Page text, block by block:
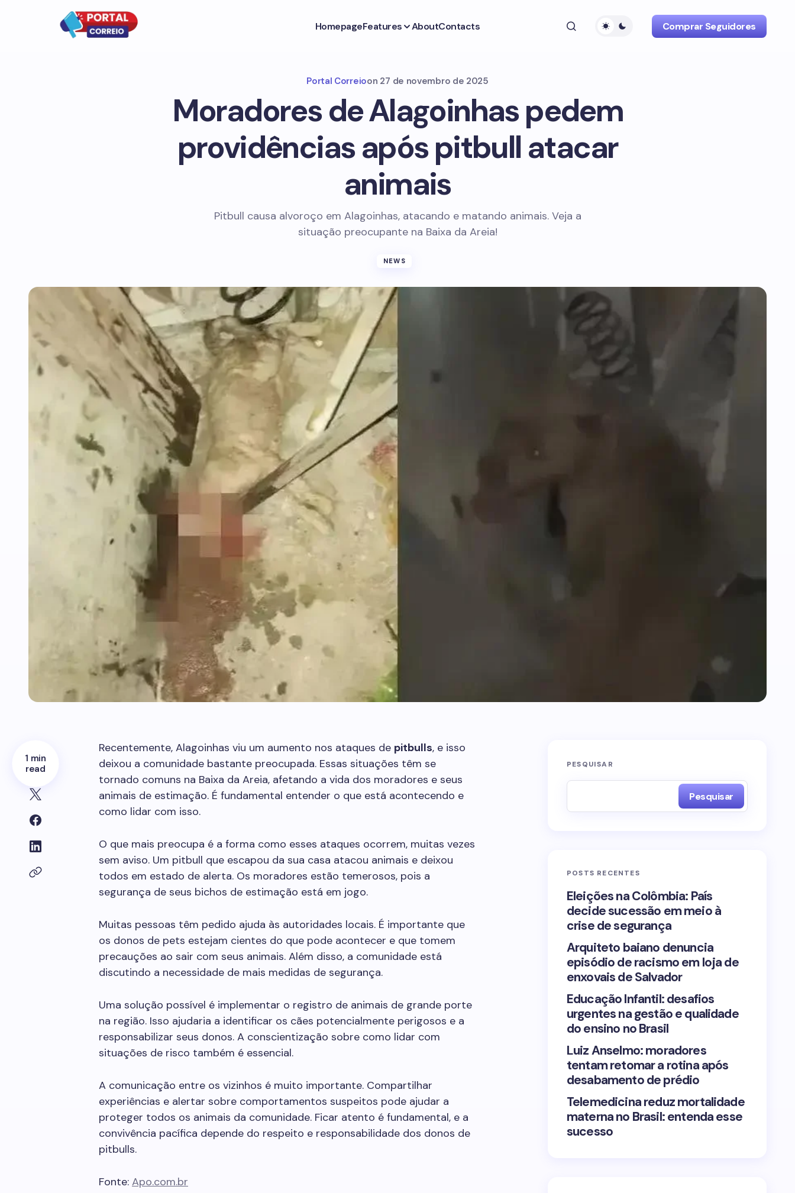
HomepageFeatures AboutContacts Comprar Seguidores
Portal Correioon 27 de novembro de 2025
Moradores de Alagoinhas pedem
providências após pitbull atacar
animais
Pitbull causa alvoroço em Alagoinhas, atacando e matando animais. Veja a
situação preocupante na Baixa da Areia!
NEWS
1 min
read
Recentemente, Alagoinhas viu um aumento nos ataques de pitbulls, e isso
deixou a comunidade bastante preocupada. Essas situações têm se
tornado comuns na Baixa da Areia, afetando a vida dos moradores e seus
animais de estimação. É fundamental entender o que está acontecendo e
como lidar com isso.
O que mais preocupa é a forma como esses ataques ocorrem, muitas vezes
sem aviso. Um pitbull que escapou da sua casa atacou animais e deixou
todos em estado de alerta. Os moradores estão temerosos, pois a
segurança de seus bichos de estimação está em jogo.
Muitas pessoas têm pedido ajuda às autoridades locais. É importante que
os donos de pets estejam cientes do que pode acontecer e que tomem
precauções ao sair com seus animais. Além disso, a comunidade está
discutindo a necessidade de mais medidas de segurança.
Uma solução possível é implementar o registro de animais de grande porte
na região. Isso ajudaria a identificar os cães potencialmente perigosos e a
responsabilizar seus donos. A conscientização sobre como lidar com
situações de risco também é essencial.
A comunicação entre os vizinhos é muito importante. Compartilhar
experiências e alertar sobre comportamentos suspeitos pode ajudar a
proteger todos os animais da comunidade. Ficar atento é fundamental, e a
convivência pacífica depende do respeito e responsabilidade dos donos de
pitbulls.
Fonte: Apo.com.br
PESQUISAR
Pesquisar
POSTS RECENTES
Eleições na Colômbia: País
decide sucessão em meio à
crise de segurança
Arquiteto baiano denuncia
episódio de racismo em loja de
enxovais de Salvador
Educação Infantil: desafios
urgentes na gestão e qualidade
do ensino no Brasil
Luiz Anselmo: moradores
tentam retomar a rotina após
desabamento de prédio
Telemedicina reduz mortalidade
materna no Brasil: entenda esse
sucesso